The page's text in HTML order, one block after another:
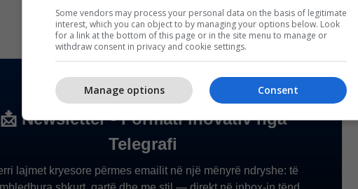
Some vendors may process your personal data on the basis of legitimate
interest, which you can object to by managing your options below. Look
for a link at the bottom of this page or in the site menu to manage or
withdraw consent in privacy and cookie settings.
Consent
Manage options